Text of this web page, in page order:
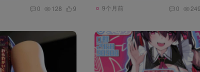
0 128 9 9个月前 0 249